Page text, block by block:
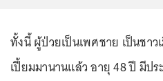
ทั้งนี้ ผู้ป่วยเป็นเพศชาย เป็นชา
เปี้ยมมานานแล้ว อายุ 48 ปี มีป